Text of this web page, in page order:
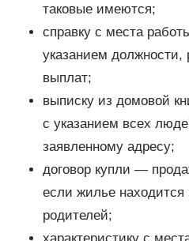
таковые имеются;
справку с места
указанием
выплат;
выписку из домовой
с указанием всех
заявленному адресу;
договор купли —
если жилье находится
родителей;